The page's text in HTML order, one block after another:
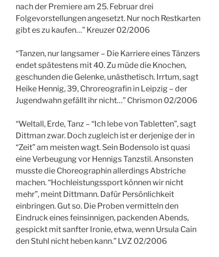
nach der Premiere am 25. Februar drei
Folgevorstellungen angesetzt. Nur noch Restkarten
gibt es zu kaufen…” Kreuzer 02/2006
“Tanzen, nur langsamer – Die Karriere eines Tänzers
endet spätestens mit 40. Zu müde die Knochen,
geschunden die Gelenke, unästhetisch. Irrtum, sagt
Heike Hennig, 39, Chroreografin in Leipzig – der
Jugendwahn gefällt ihr nicht…” Chrismon 02/2006
“Weltall, Erde, Tanz – “Ich lebe von Tabletten”, sagt
Dittman zwar. Doch zugleich ist er derjenige der in
“Zeit” am meisten wagt. Sein Bodensolo ist quasi
eine Verbeugung vor Hennigs Tanzstil. Ansonsten
musste die Choreographin allerdings Abstriche
machen. “Hochleistungssport können wir nicht
mehr”, meint Dittmann. Dafür Persönlichkeit
einbringen. Gut so. Die Proben vermitteln den
Eindruck eines feinsinnigen, packenden Abends,
gespickt mit sanfter Ironie, etwa, wenn Ursula Cain
den Stuhl nicht heben kann.” LVZ 02/2006